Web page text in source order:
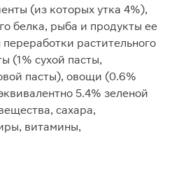
(из которых утка 4%),
белка, рыба и продукты ее
растительного
(1% сухой пасты,
пасты), овощи (0.6%
5.4% зеленой
сахара,
витамины,